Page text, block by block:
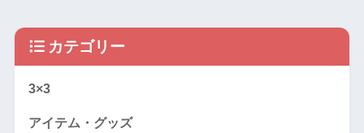
カテゴリー
3×3
アイテム・グッズ